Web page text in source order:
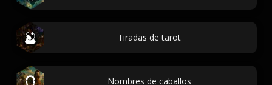
Tiradas de tarot
Nombres de caballos